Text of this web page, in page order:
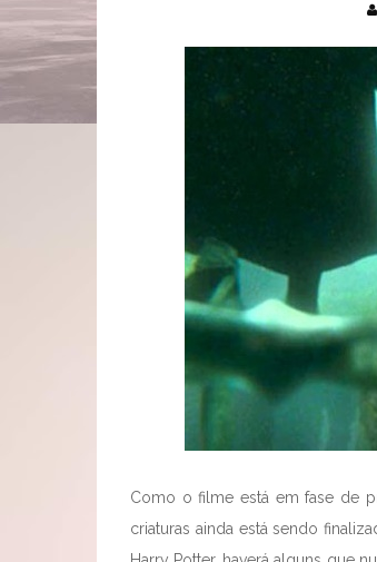
Como o filme está em fase de
criaturas ainda está sendo